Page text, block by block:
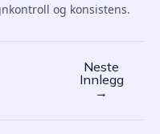
og konsistens.
Neste
Innlegg
→